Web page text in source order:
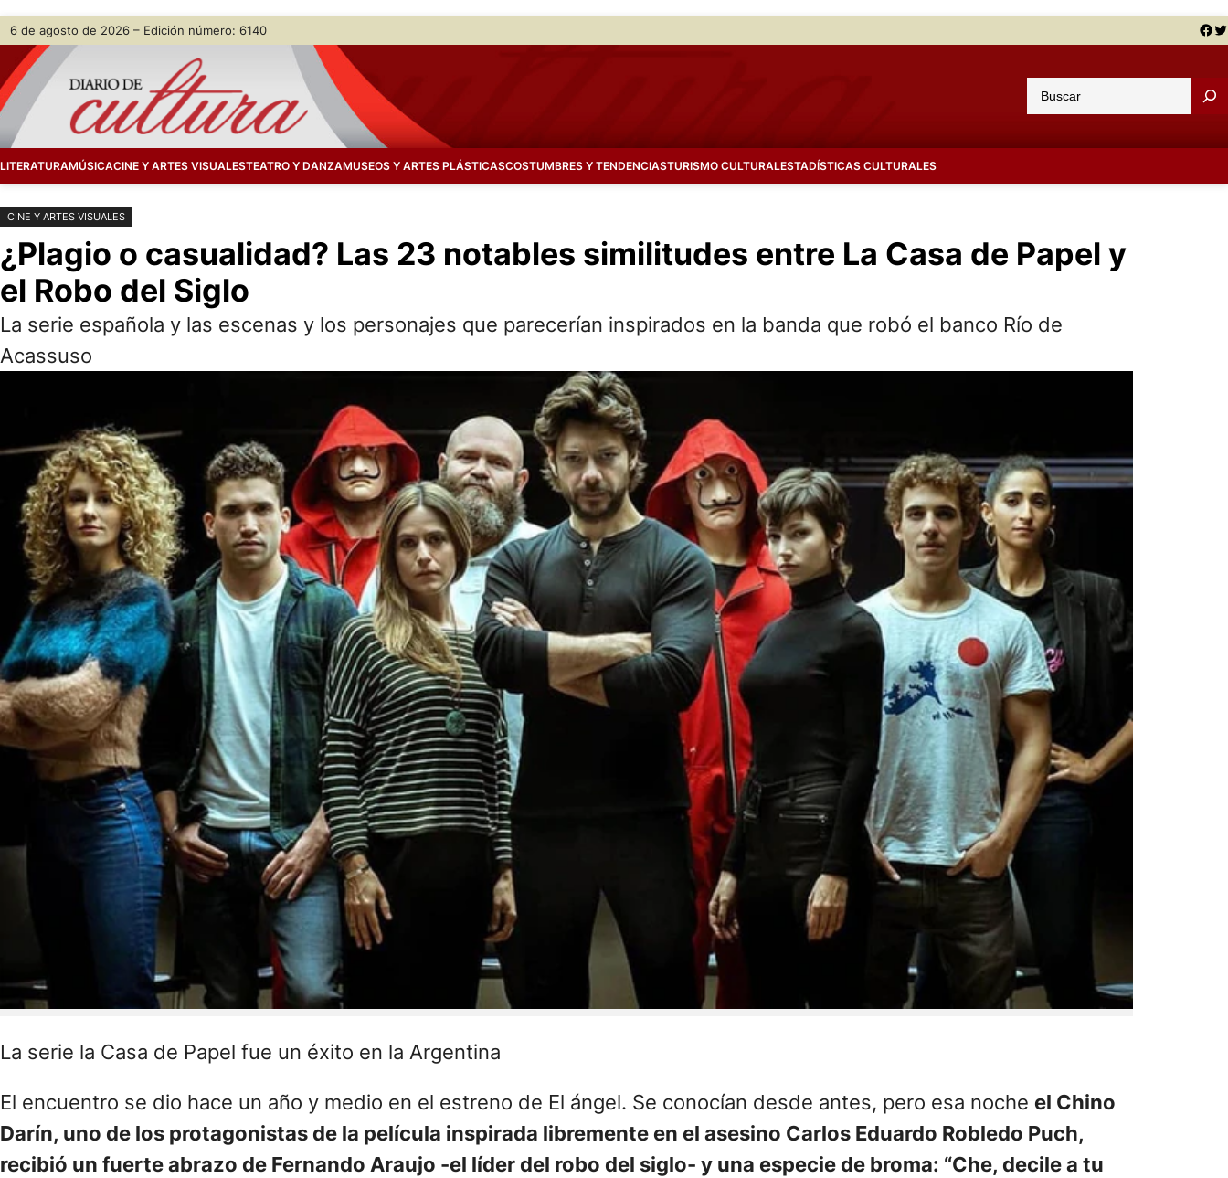
Saltar
contenido
Skip
content
6 de agosto de 2026 – Edición número: 6140 Facebook Twitter
u
a
LITERATURAMÚSICACINE Y ARTES VISUALESTEATRO Y DANZAMUSEOS Y ARTES PLÁSTICASCOSTUMBRES Y TENDENCIASTURISMO CULTURALESTADÍSTICAS CULTURALES
CINE Y ARTES VISUALES
¿Plagio o casualidad? Las 23 notables similitudes entre La Casa de Papel y
el Robo del Siglo
La serie española y las escenas y los personajes que parecerían inspirados en la banda que robó el banco Río de
Acassuso
La serie la Casa de Papel fue un éxito en la Argentina
El encuentro se dio hace un año y medio en el estreno de El ángel. Se conocían desde antes, pero esa noche el Chino
Darín, uno de los protagonistas de la película inspirada libremente en el asesino Carlos Eduardo Robledo Puch,
recibió un fuerte abrazo de Fernando Araujo -el líder del robo del siglo- y una especie de broma: “Che, decile a tu